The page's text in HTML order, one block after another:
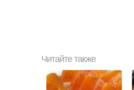
Читайте также